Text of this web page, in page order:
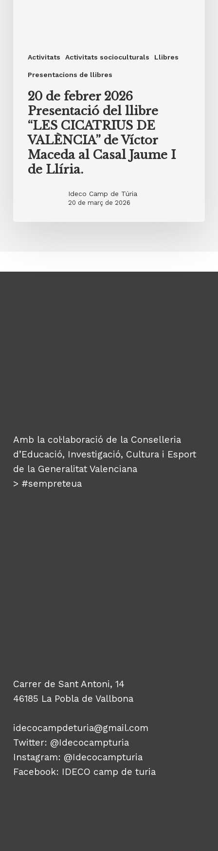
Activitats Activitats socioculturals Llibres
Presentacions de llibres
20 de febrer 2026
Presentació del llibre
“LES CICATRIUS DE
VALÈNCIA” de Víctor
Maceda al Casal Jaume I
de Llíria.
Ideco Camp de Túria
20 de març de 2026
Amb la col·laboració de la Conselleria
d’Educació, Investigació, Cultura i Esport
de la Generalitat Valenciana
> #sempreteua
Carrer de Sant Antoni, 14
46185 La Pobla de Vallbona
idecocampdeturia@gmail.com
Twitter: @Idecocampturia
Instagram: @Idecocampturia
Facebook: IDECO camp de turia